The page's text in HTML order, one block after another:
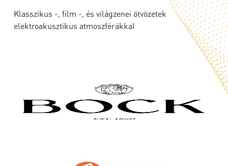
Klasszikus -, film -, és világzenei ötvözetek
elektroakusztikus atmoszférákkal